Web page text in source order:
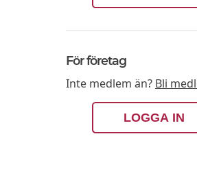
För företag
Inte medlem än? Bli
LOGGA IN